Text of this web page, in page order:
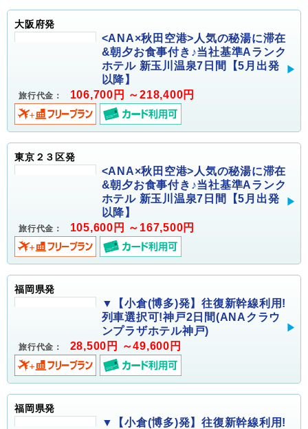
大阪府発
<ANA×秋田空港>人気の秘湯に滞在
&朝夕お食事付き♪当社基準Aランク
ホテル 新玉川温泉7日間【5月出発
以降】
旅行代金： 106,700円 ～218,400円
東京２３区発
<ANA×秋田空港>人気の秘湯に滞在
&朝夕お食事付き♪当社基準Aランク
ホテル 新玉川温泉7日間【5月出発
以降】
旅行代金： 105,600円 ～167,500円
福岡県発
▼【小倉(博多)発】往復新幹線利用!
列車選択可!神戸2日間(ANAクラウ
ンプラザホテル神戸)
旅行代金： 28,500円 ～49,600円
福岡県発
▼【小倉(博多)発】往復新幹線利用!